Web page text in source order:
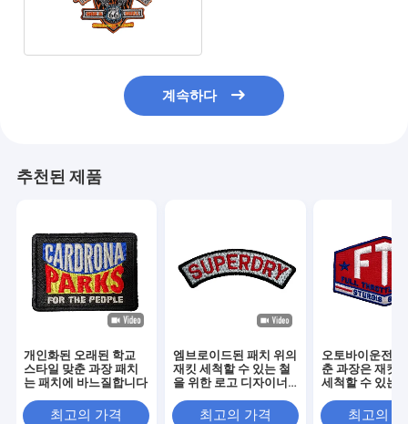
계속하다
추천된 제품
개인화된 오래된 학교
스타일 맞춘 과장 패치
는 패치에 바느질합니다
최고의 가격
엠브로이드된 패치 위의
재킷 세척할 수 있는 철
을 위한 로고 디자이너
최고의 가격
오토바이운전자
춘 과장은 재킷
세척할 수 있는
최고의